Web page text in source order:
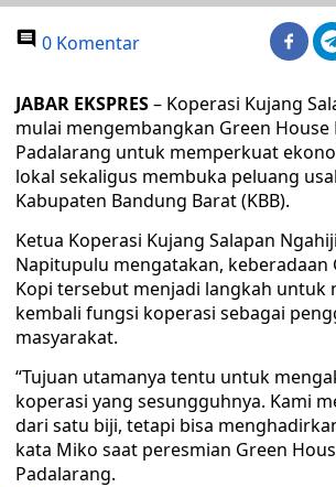
0 Komentar
JABAR EKSPRES– Koperasi Kujang
mulai mengembangkan Green House
Padalarang untuk memperkuat
lokal sekaligus membuka peluang
Kabupaten Bandung Barat (KBB).
Ketua Koperasi Kujang Salapan
Napitupulu mengatakan, keberadaan
Kopi tersebut menjadi langkah untuk
kembali fungsi koperasi sebagai
masyarakat.
“Tujuan utamanya tentu untuk
koperasi yang sesungguhnya. Kami
dari satu biji, tetapi bisa
kata Miko saat peresmian Green
Padalarang.